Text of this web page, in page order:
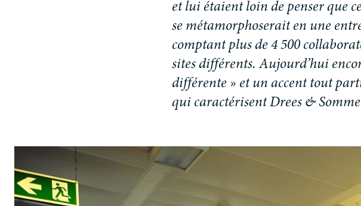
et lui étaient loin de penser que c
se métamorphoserait en une entr
comptant plus de 4 500 collaborat
sites différents. Aujourd’hui enco
différente » et un accent tout part
qui caractérisent Drees & Somme